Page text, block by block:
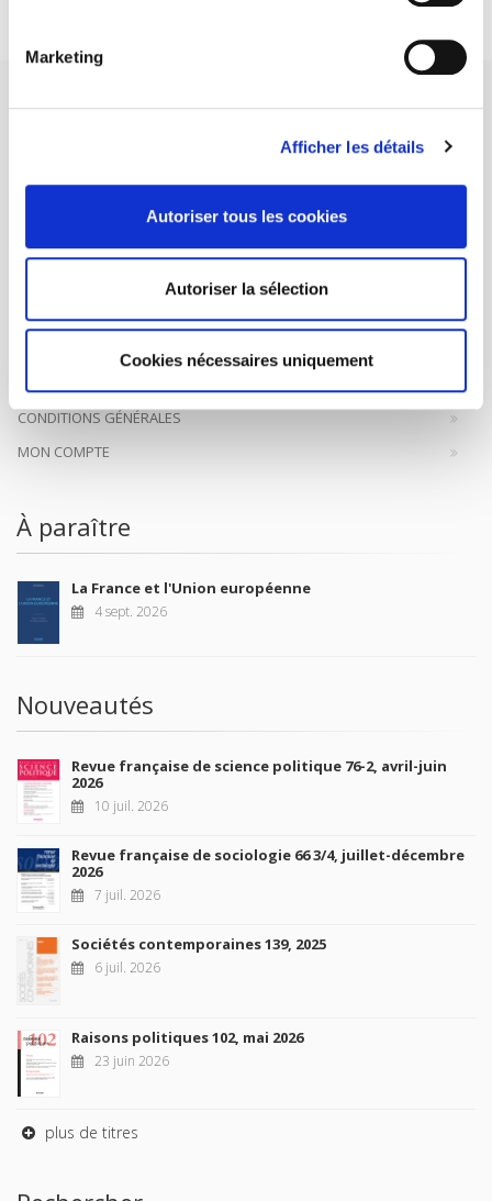
Marketing
Afficher les détails
Autoriser tous les cookies
Autoriser la sélection
Cookies nécessaires uniquement
Presses de Sciences Po participent depuis leur création en 1976
à la transmission des savoirs et des idées
CONTACTS
FOREIGN RIGHTS
CONDITIONS GÉNÉRALES
MON COMPTE
À paraître
La France et l'Union européenne
4 sept. 2026
Nouveautés
Revue française de science politique 76-2, avril-juin
2026
10 juil. 2026
Revue française de sociologie 66 3/4, juillet-décembre
2026
7 juil. 2026
Sociétés contemporaines 139, 2025
6 juil. 2026
Raisons politiques 102, mai 2026
23 juin 2026
plus de titres